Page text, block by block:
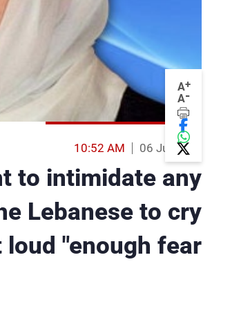
A+
A-
06 Jul 2013
10:52 AM
to intimidate any
Lebanese to cry
loud "enough fear"